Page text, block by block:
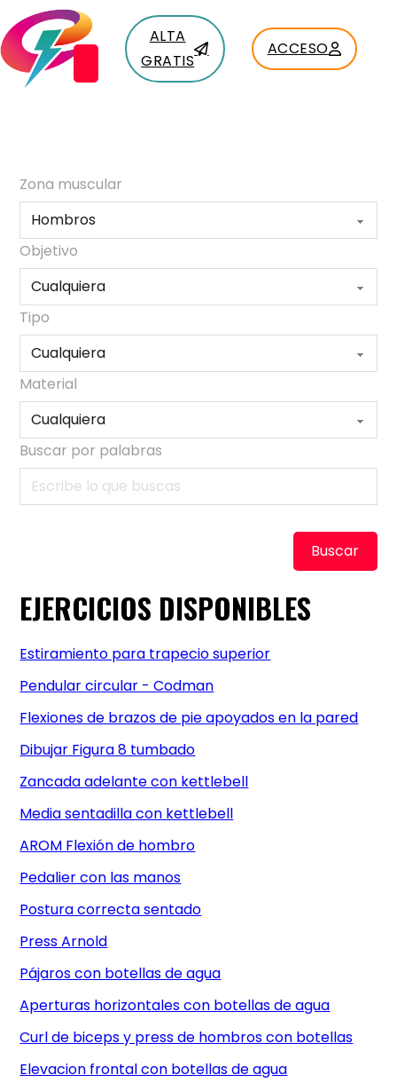
ALTA
GRATIS
ACCESO
Zona muscular
Objetivo
Tipo
Material
Buscar por palabras
Buscar
EJERCICIOS DISPONIBLES
Estiramiento para trapecio superior
Pendular circular - Codman
Flexiones de brazos de pie apoyados en la pared
Dibujar Figura 8 tumbado
Zancada adelante con kettlebell
Media sentadilla con kettlebell
AROM Flexión de hombro
Pedalier con las manos
Postura correcta sentado
Press Arnold
Pájaros con botellas de agua
Aperturas horizontales con botellas de agua
Curl de biceps y press de hombros con botellas
Elevacion frontal con botellas de agua